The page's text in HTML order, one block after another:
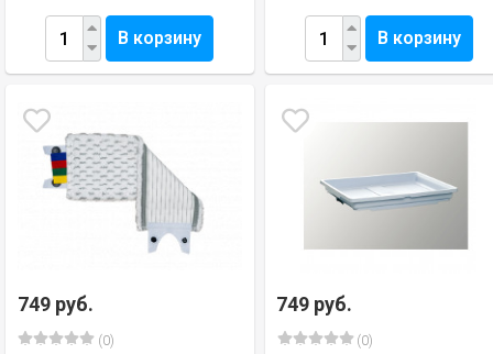
В корзину В корзину
749 руб.
(0)
749 руб.
(0)